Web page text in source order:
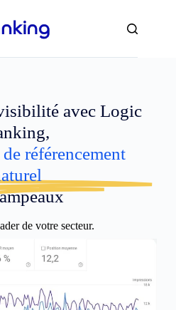
avec Logic
référencement
de votre secteur.